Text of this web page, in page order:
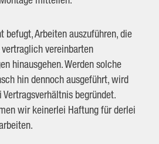
befugt, Arbeiten auszuführen, die
vereinbarten
hinausgehen. Werden solche
hin dennoch ausgeführt, wird
begründet.
wir keinerlei Haftung für derlei